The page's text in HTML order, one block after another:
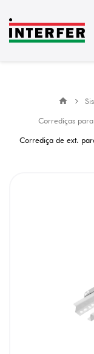
Corrediças
Corrediça de ext.